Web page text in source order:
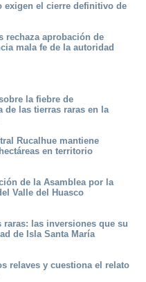
exigen el cierre definitivo de
rechaza aprobación de
mala fe de la autoridad
la fiebre de
de las tierras raras en la
Rucalhue mantiene
en territorio
de la Asamblea por la
Valle del Huasco
raras: las inversiones que su
de Isla Santa María
relaves y cuestiona el relato